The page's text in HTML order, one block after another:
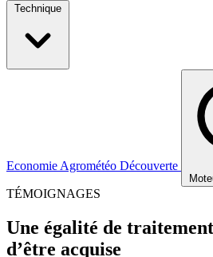
Technique
Economie Agrométéo Découverte
TÉMOIGNAGES
Une égalité de
d’être acquise